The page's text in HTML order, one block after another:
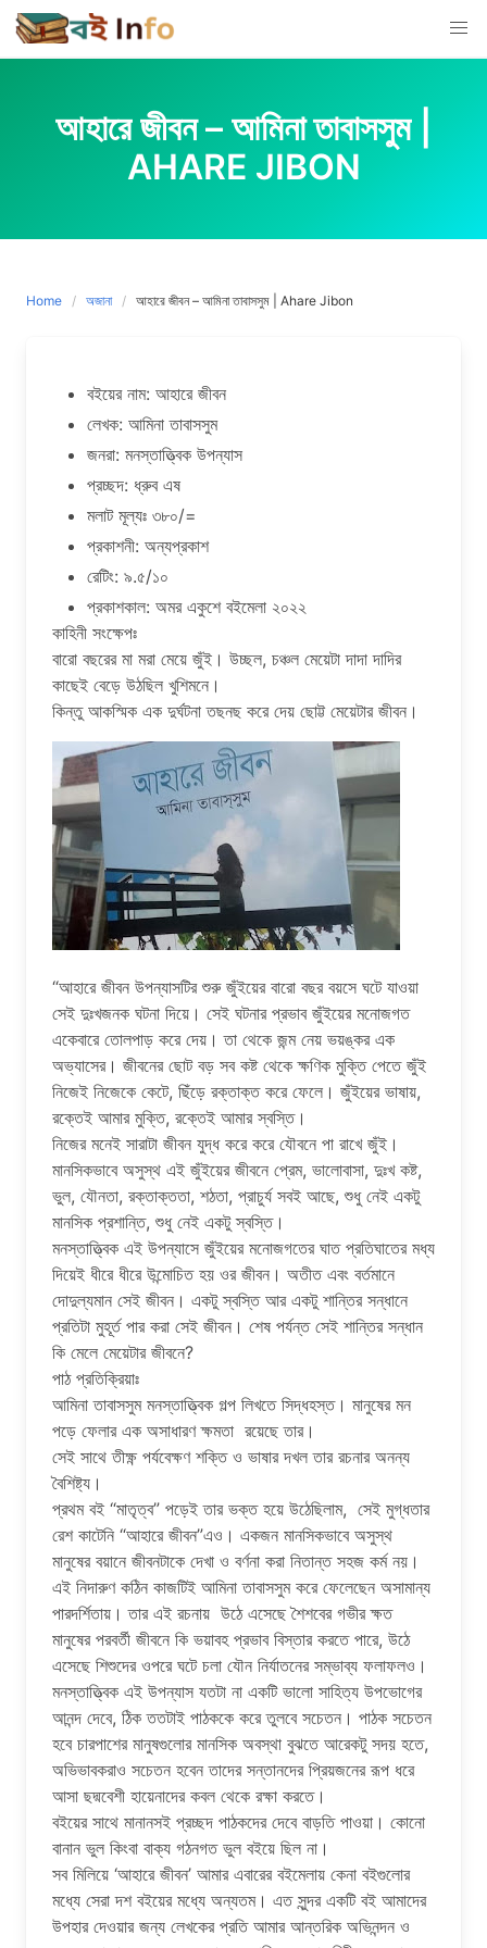
Skip
to
content
আহারে জীবন – আমিনা তাবাসসুম |
AHARE JIBON
Home অজানা আহারে জীবন – আমিনা তাবাসসুম | Ahare Jibon
বইয়ের নাম: আহারে জীবন
লেখক: আমিনা তাবাসসুম
জনরা: মনস্তাত্ত্বিক উপন্যাস
প্রচ্ছদ: ধ্রুব এষ
মলাট মূল্যঃ ৩৮০/=
প্রকাশনী: অন্যপ্রকাশ
রেটিং: ৯.৫/১০
প্রকাশকাল: অমর একুশে বইমেলা ২০২২
কাহিনী সংক্ষেপঃ
বারো বছরের মা মরা মেয়ে জুঁই। উচ্ছল, চঞ্চল মেয়েটা দাদা দাদির
কাছেই বেড়ে উঠছিল খুশিমনে।
কিন্তু আকস্মিক এক দুর্ঘটনা তছনছ করে দেয় ছোট্ট মেয়েটার জীবন।
“আহারে জীবন উপন্যাসটির শুরু জুঁইয়ের বারো বছর বয়সে ঘটে যাওয়া
সেই দুঃখজনক ঘটনা দিয়ে। সেই ঘটনার প্রভাব জুঁইয়ের মনোজগত
একেবারে তোলপাড় করে দেয়। তা থেকে জন্ম নেয় ভয়ঙ্কর এক
অভ্যাসের। জীবনের ছোট বড় সব কষ্ট থেকে ক্ষণিক মুক্তি পেতে জুঁই
নিজেই নিজেকে কেটে, ছিঁড়ে রক্তাক্ত করে ফেলে। জুঁইয়ের ভাষায়,
রক্তেই আমার মুক্তি, রক্তেই আমার স্বস্তি।
নিজের মনেই সারাটা জীবন যুদ্ধ করে করে যৌবনে পা রাখে জুঁই।
মানসিকভাবে অসুস্থ এই জুঁইয়ের জীবনে প্রেম, ভালোবাসা, দুঃখ কষ্ট,
ভুল, যৌনতা, রক্তাক্ততা, শঠতা, প্রাচুর্য সবই আছে, শুধু নেই একটু
মানসিক প্রশান্তি, শুধু নেই একটু স্বস্তি।
মনস্তাত্ত্বিক এই উপন্যাসে জুঁইয়ের মনোজগতের ঘাত প্রতিঘাতের মধ্য
দিয়েই ধীরে ধীরে উন্মোচিত হয় ওর জীবন। অতীত এবং বর্তমানে
দোদুল্যমান সেই জীবন। একটু স্বস্তি আর একটু শান্তির সন্ধানে
প্রতিটা মুহূর্ত পার করা সেই জীবন। শেষ পর্যন্ত সেই শান্তির সন্ধান
কি মেলে মেয়েটার জীবনে?
পাঠ প্রতিক্রিয়াঃ
আমিনা তাবাসসুম মনস্তাত্ত্বিক গল্প লিখতে সিদ্ধহস্ত। মানুষের মন
পড়ে ফেলার এক অসাধারণ ক্ষমতা রয়েছে তার।
সেই সাথে তীক্ষ্ণ পর্যবেক্ষণ শক্তি ও ভাষার দখল তার রচনার অনন্য
বৈশিষ্ট্য।
প্রথম বই “মাতৃত্ব” পড়েই তার ভক্ত হয়ে উঠেছিলাম, সেই মুগ্ধতার
রেশ কাটেনি “আহারে জীবন”এও। একজন মানসিকভাবে অসুস্থ
মানুষের বয়ানে জীবনটাকে দেখা ও বর্ণনা করা নিতান্ত সহজ কর্ম নয়।
এই নিদারুণ কঠিন কাজটিই আমিনা তাবাসসুম করে ফেলেছেন অসামান্য
পারদর্শিতায়। তার এই রচনায় উঠে এসেছে শৈশবের গভীর ক্ষত
মানুষের পরবর্তী জীবনে কি ভয়াবহ প্রভাব বিস্তার করতে পারে, উঠে
এসেছে শিশুদের ওপরে ঘটে চলা যৌন নির্যাতনের সম্ভাব্য ফলাফলও।
মনস্তাত্ত্বিক এই উপন্যাস যতটা না একটি ভালো সাহিত্য উপভোগের
আনন্দ দেবে, ঠিক ততটাই পাঠককে করে তুলবে সচেতন। পাঠক সচেতন
হবে চারপাশের মানুষগুলোর মানসিক অবস্থা বুঝতে আরেকটু সদয় হতে,
অভিভাবকরাও সচেতন হবেন তাদের সন্তানদের প্রিয়জনের রূপ ধরে
আসা ছদ্মবেশী হায়েনাদের কবল থেকে রক্ষা করতে।
বইয়ের সাথে মানানসই প্রচ্ছদ পাঠকদের দেবে বাড়তি পাওয়া। কোনো
বানান ভুল কিংবা বাক্য গঠনগত ভুল বইয়ে ছিল না।
সব মিলিয়ে ‘আহারে জীবন’ আমার এবারের বইমেলায় কেনা বইগুলোর
মধ্যে সেরা দশ বইয়ের মধ্যে অন্যতম। এত সুন্দর একটি বই আমাদের
উপহার দেওয়ার জন্য লেখকের প্রতি আমার আন্তরিক অভিনন্দন ও